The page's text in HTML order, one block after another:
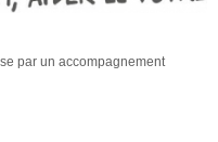
par un accompagnement